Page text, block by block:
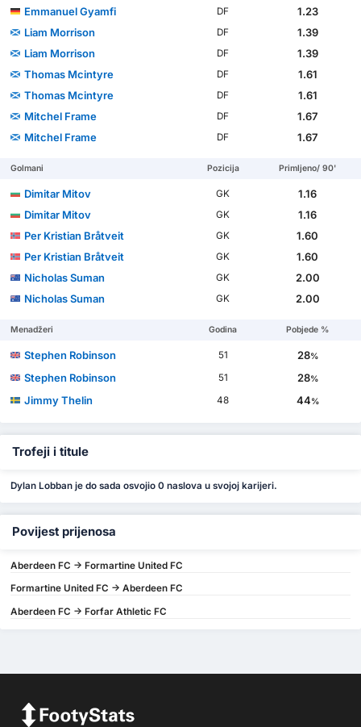
Emmanuel Gyamfi
DF
1.23
Liam Morrison
DF
1.39
Liam Morrison
DF
1.39
Thomas Mcintyre
DF
1.61
Thomas Mcintyre
DF
1.61
Mitchel Frame
DF
1.67
Mitchel Frame
DF 1.67
Golmani Pozicija Primljeno/ 90'
Dimitar Mitov GK
1.16
Dimitar Mitov
GK
1.16
Per Kristian Bråtveit
GK
1.60
Per Kristian Bråtveit
GK
1.60
Nicholas Suman
GK
2.00
Nicholas Suman
GK 2.00
Menadžeri Godina Pobjede %
Stephen Robinson 51 28%
Stephen Robinson 51 28%
Jimmy Thelin 48 44%
Trofeji i titule
Dylan Lobban je do sada osvojio 0 naslova u svojoj karijeri.
Povijest prijenosa
Aberdeen FC -> Formartine United FC
Formartine United FC -> Aberdeen FC
Aberdeen FC -> Forfar Athletic FC